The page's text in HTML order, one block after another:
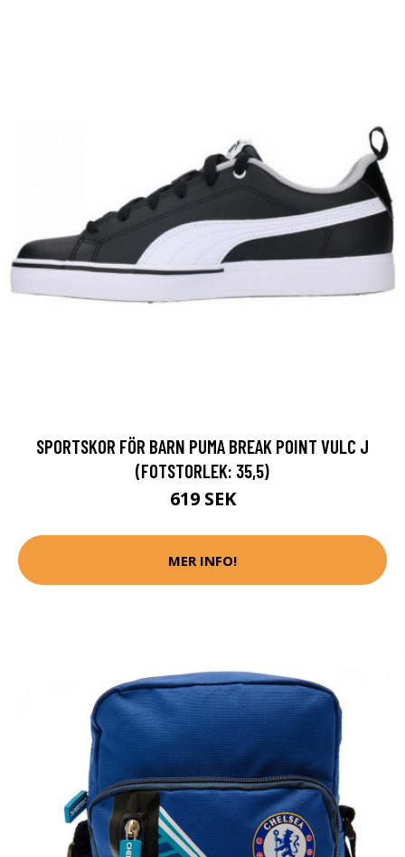
SPORTSKOR FÖR BARN PUMA BREAK POINT VULC J
(FOTSTORLEK: 35,5)
619 SEK
MER INFO!